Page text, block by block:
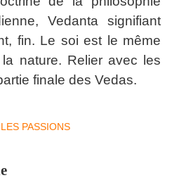
Vedanta signifiant
fin. Le soi est le même
nature. Relier avec les
finale des Vedas.